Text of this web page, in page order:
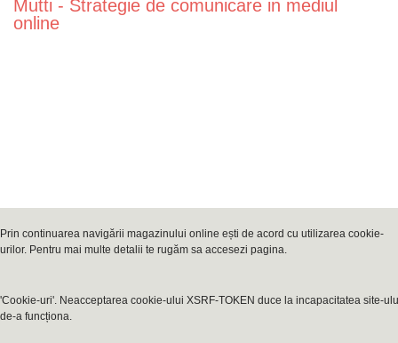
Mutti - Strategie de comunicare in mediul
online
Prin continuarea navigării magazinului online ești de acord cu utilizarea cookie-
urilor. Pentru mai multe detalii te rugăm sa accesezi pagina.
'Cookie-uri'. Neacceptarea cookie-ului XSRF-TOKEN duce la incapacitatea site-
de-a funcționa.